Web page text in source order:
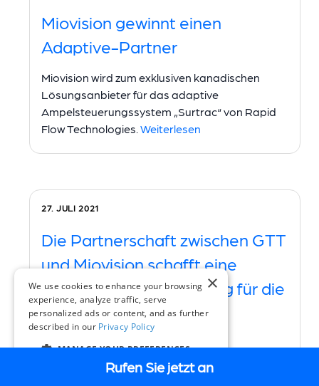
Rufen Sie jetzt an
Miovision gewinnt einen
Adaptive-Partner
Miovision wird zum exklusiven kanadischen
Lösungsanbieter für das adaptive
Ampelsteuerungssystem „Surtrac“ von Rapid
Flow Technologies. Weiterlesen
27. JULI 2021
Die Partnerschaft zwischen GTT
und Miovision schafft eine
„zukunftssichere“ Lösung für die
Prioritätssteuerung und
-überwachung.
Das in St. Paul, Minnesota, ansässige
×
We use cookies to enhance your browsing
experience, analyze traffic, serve
personalized ads or content, and as further
described in our Privacy Policy
MANAGE YOUR PREFERENCES